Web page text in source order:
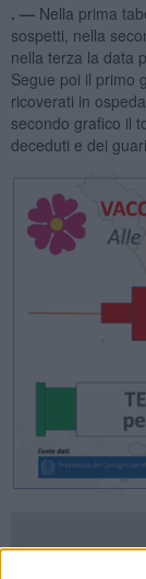
. — Nella prima
sospetti, nella
nella terza la data
Segue poi il primo
ricoverati in
secondo grafico il
deceduti e dei